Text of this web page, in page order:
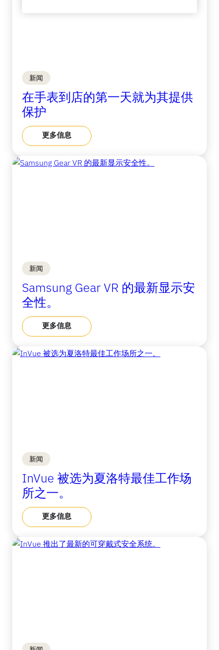
新闻
在手表到店的第一天就为其提供
保护
更多信息
新闻
Samsung Gear VR 的最新显示安
全性。
更多信息
新闻
InVue 被选为夏洛特最佳工作场
所之一。
更多信息